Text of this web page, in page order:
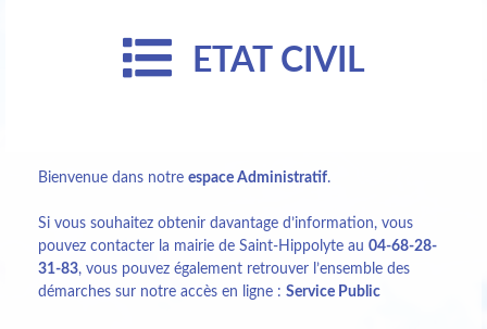
ETAT CIVIL
Bienvenue dans notre espace Administratif.
Si vous souhaitez obtenir davantage d’information, vous
pouvez contacter la mairie de Saint-Hippolyte au 04-68-28-
31-83, vous pouvez également retrouver l’ensemble des
démarches sur notre accès en ligne : Service Public